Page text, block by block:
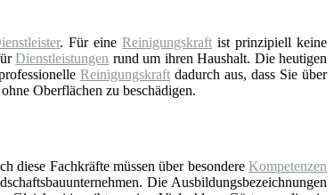
. Für eineReinigungskraft ist prinzipiell keine
Dienstleistungen rund um ihren Haushalt. Die heutigen
Reinigungskraftdadurch aus, dass Sie über
Oberflächen zu beschädigen.
diese Fachkräfte müssen über besondereKompetenzen
Die Ausbildungsbezeichnungen